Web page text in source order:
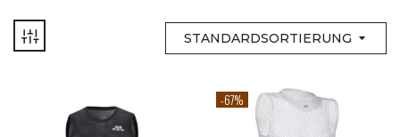
STANDARDSORTIERUNG
-67%